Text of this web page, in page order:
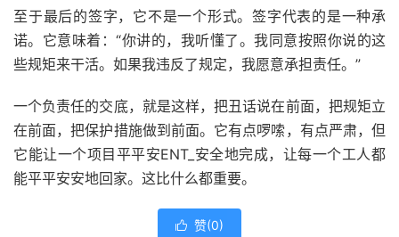
至于最后的签字，它不是一个形式。签字代表的是一种承
诺。它意味着：“你讲的，我听懂了。我同意按照你说的这
些规矩来干活。如果我违反了规定，我愿意承担责任。”
一个负责任的交底，就是这样，把丑话说在前面，把规矩立
在前面，把保护措施做到前面。它有点啰嗦，有点严肃，但
它能让一个项目平平安ENT_安全地完成，让每一个工人都
能平平安安地回家。这比什么都重要。
 赞(0)